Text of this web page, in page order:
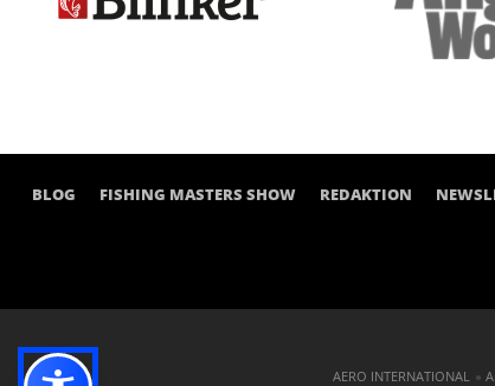
BLOG FISHING MASTERS SHOW REDAKTION
AERO INTERNATIONAL